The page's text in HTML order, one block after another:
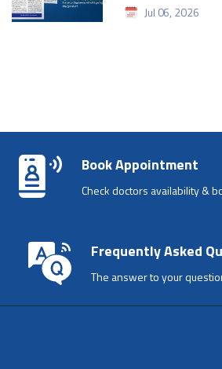
Jul 06, 2026
Book Appointment
Check doctors availability &
Frequently Asked
The answer to your